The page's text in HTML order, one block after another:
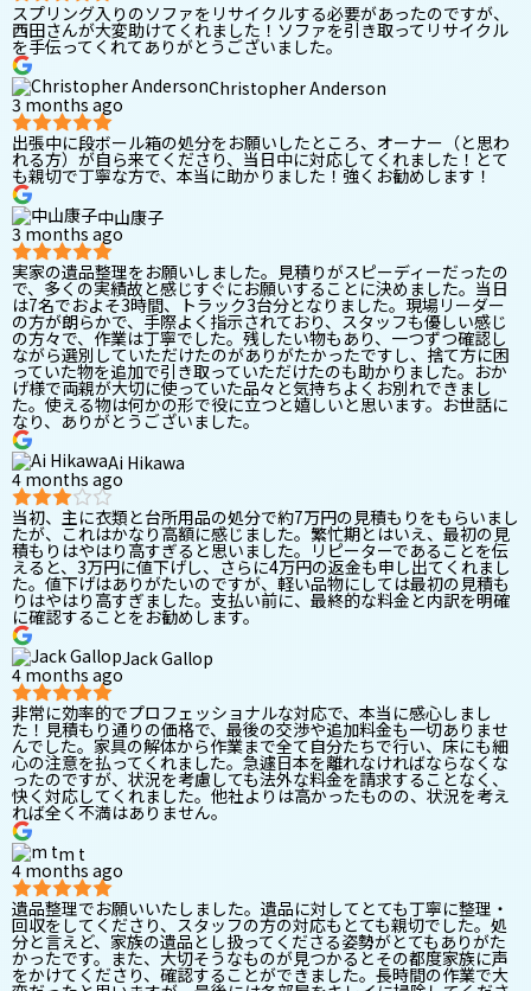
スプリング入りのソファをリサイクルする必要があったのですが、
西田さんが大変助けてくれました！ソファを引き取ってリサイクル
を手伝ってくれてありがとうございました。
Christopher Anderson
3 months ago
出張中に段ボール箱の処分をお願いしたところ、オーナー（と思わ
れる方）が自ら来てくださり、当日中に対応してくれました！とて
も親切で丁寧な方で、本当に助かりました！強くお勧めします！
中山康子
3 months ago
実家の遺品整理をお願いしました。見積りがスピーディーだったの
で、多くの実績故と感じすぐにお願いすることに決めました。当日
は7名でおよそ3時間、トラック3台分となりました。現場リーダー
の方が朗らかで、手際よく指示されており、スタッフも優しい感じ
の方々で、作業は丁寧でした。残したい物もあり、一つずつ確認し
ながら選別していただけたのがありがたかったですし、捨て方に困
っていた物を追加で引き取っていただけたのも助かりました。おか
げ様で両親が大切に使っていた品々と気持ちよくお別れできまし
た。使える物は何かの形で役に立つと嬉しいと思います。お世話に
なり、ありがとうございました。
Ai Hikawa
4 months ago
当初、主に衣類と台所用品の処分で約7万円の見積もりをもらいまし
たが、これはかなり高額に感じました。繁忙期とはいえ、最初の見
積もりはやはり高すぎると思いました。リピーターであることを伝
えると、3万円に値下げし、さらに4万円の返金も申し出てくれまし
た。値下げはありがたいのですが、軽い品物にしては最初の見積も
りはやはり高すぎました。支払い前に、最終的な料金と内訳を明確
に確認することをお勧めします。
Jack Gallop
4 months ago
非常に効率的でプロフェッショナルな対応で、本当に感心しまし
た！見積もり通りの価格で、最後の交渉や追加料金も一切ありませ
んでした。家具の解体から作業まで全て自分たちで行い、床にも細
心の注意を払ってくれました。急遽日本を離れなければならなくな
ったのですが、状況を考慮しても法外な料金を請求することなく、
快く対応してくれました。他社よりは高かったものの、状況を考え
れば全く不満はありません。
m t
4 months ago
遺品整理でお願いいたしました。遺品に対してとても丁寧に整理・
回収をしてくださり、スタッフの方の対応もとても親切でした。処
分と言えど、家族の遺品とし扱ってくださる姿勢がとてもありがた
かったです。また、大切そうなものが見つかるとその都度家族に声
をかけてくださり、確認することができました。長時間の作業で大